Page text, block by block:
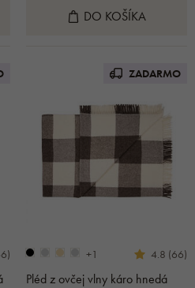
DO KOŠÍKA
ZADARMO
+1 4.8 (66)
Pléd z ovčej vlny káro hnedá